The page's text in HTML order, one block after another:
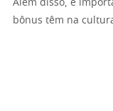
Além disso, é
bônus têm na